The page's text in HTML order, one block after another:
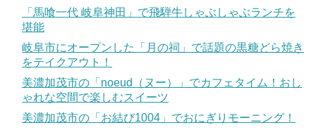
「馬喰一代 岐阜神田」で飛騨牛しゃぶしゃぶランチを
堪能
岐阜市にオープンした「月の祠」で話題の黒糖どら焼き
をテイクアウト！
美濃加茂市の「noeud（ヌー）」でカフェタイム！おし
ゃれな空間で楽しむスイーツ
美濃加茂市の「お結び1004」でおにぎりモーニング！